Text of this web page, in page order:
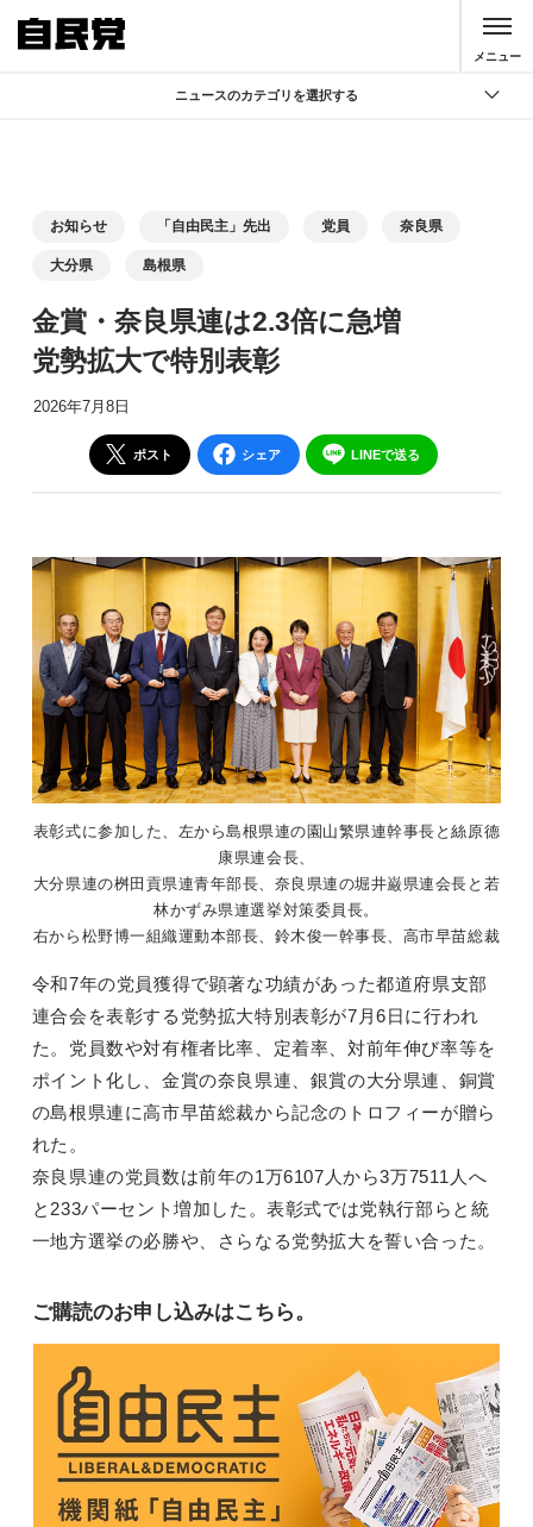
メニュー
ニュースのカテゴリを選択する
記者会見
活動局
お知らせ 「自由民主」先出 党員 奈良県
大分県 島根県
金賞・奈良県連は2.3倍に急増
党勢拡大で特別表彰
2026年7月8日
ポスト シェア LINEで送る
表彰式に参加した、左から島根県連の園山繁県連幹事長と絲原德
康県連会長、
大分県連の桝田貢県連青年部長、奈良県連の堀井巌県連会長と若
林かずみ県連選挙対策委員長。
右から松野博一組織運動本部長、鈴木俊一幹事長、高市早苗総裁
令和7年の党員獲得で顕著な功績があった都道府県支部
連合会を表彰する党勢拡大特別表彰が7月6日に行われ
た。党員数や対有権者比率、定着率、対前年伸び率等を
ポイント化し、金賞の奈良県連、銀賞の大分県連、銅賞
の島根県連に高市早苗総裁から記念のトロフィーが贈ら
れた。
奈良県連の党員数は前年の1万6107人から3万7511人へ
と233パーセント増加した。表彰式では党執行部らと統
一地方選挙の必勝や、さらなる党勢拡大を誓い合った。
ご購読のお申し込みはこちら。